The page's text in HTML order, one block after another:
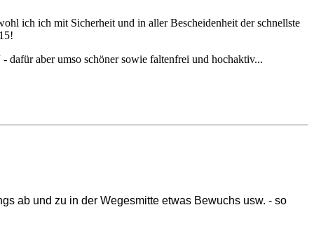
ich ich mit Sicherheit und in aller Bescheidenheit der schnellste
dafür aber umso schöner sowie faltenfrei und hochaktiv...
ab und zu in der Wegesmitte etwas Bewuchs usw. - so